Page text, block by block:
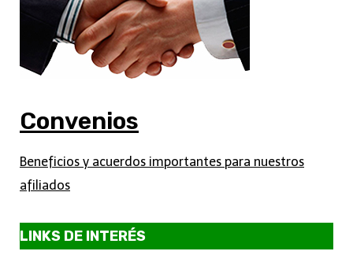
Convenios
Beneficios y acuerdos importantes para nuestros
afiliados
LINKS DE INTERÉS